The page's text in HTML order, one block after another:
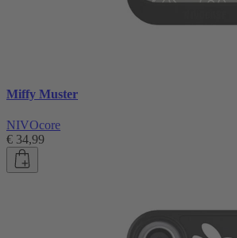
Miffy Muster
NIVOcore
€ 34,99